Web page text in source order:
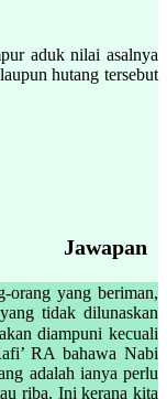
aduk nilai asalnya
hutang tersebut
Jawapan
tidak dilunaskan
RA bahawa Nabi
adalah ianya perlu
riba. Ini kerana kita